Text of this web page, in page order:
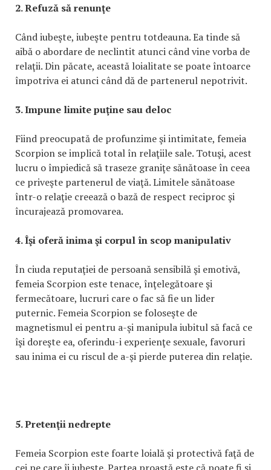
2. Refuză să renunţe
Când iubeşte, iubeşte pentru totdeauna. Ea tinde să
aibă o abordare de neclintit atunci când vine vorba de
relaţii. Din păcate, această loialitate se poate întoarce
împotriva ei atunci când dă de partenerul nepotrivit.
3. Impune limite puţine sau deloc
Fiind preocupată de profunzime şi intimitate, femeia
Scorpion se implică total în relaţiile sale. Totuşi, acest
lucru o împiedică să traseze graniţe sănătoase în ceea
ce priveşte partenerul de viaţă. Limitele sănătoase
într-o relaţie creează o bază de respect reciproc şi
încurajează promovarea.
4. Îşi oferă inima şi corpul în scop manipulativ
În ciuda reputaţiei de persoană sensibilă şi emotivă,
femeia Scorpion este tenace, înţelegătoare şi
fermecătoare, lucruri care o fac să fie un lider
puternic. Femeia Scorpion se foloseşte de
magnetismul ei pentru a-şi manipula iubitul să facă ce
îşi doreşte ea, oferindu-i experienţe sexuale, favoruri
sau inima ei cu riscul de a-şi pierde puterea din relaţie.
5. Pretenţii nedrepte
Femeia Scorpion este foarte loială şi protectivă faţă de